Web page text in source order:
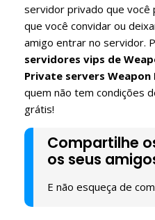
servidor privado que você
que você convidar ou
amigo entrar no servidor.
servidores vips de
Private servers
quem não tem condições
grátis!
Compartilhe
os seus
E não esqueça de